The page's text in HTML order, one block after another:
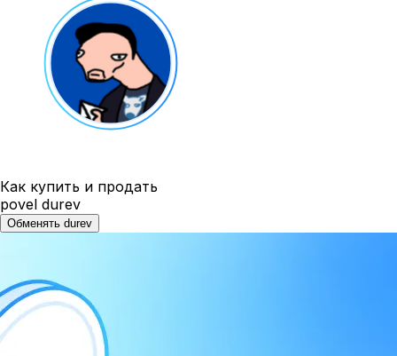
Как купить и продать
povel durev
Обменять durev